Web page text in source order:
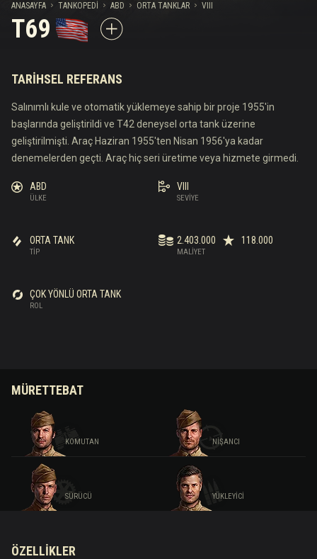
ANASAYFA TANKOPEDI ABD ORTA TANKLAR VIII
T69
TARIHSEL REFERANS
Salınımlı kule ve otomatik yüklemeye sahip bir proje 1955'in
başlarında geliştirildi ve T42 deneysel orta tank üzerine
geliştirilmişti. Araç Haziran 1955'ten Nisan 1956'ya kadar
denemelerden geçti. Araç hiç seri üretime veya hizmete girmedi.
ÜLKE
ABD
SEVIYE
VIII
TIP
ORTA TANK
MALIYET
2.403.000 118.000
ROL
ÇOK YÖNLÜ ORTA TANK
MÜRETTEBAT
KOMUTAN NIŞANCI
SÜRÜCÜ YÜKLEYICI
ÖZELLIKLER